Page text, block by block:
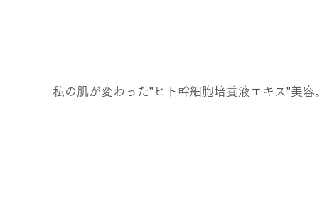
私の肌が変わった”ヒト幹細胞培養液エキス”美容。